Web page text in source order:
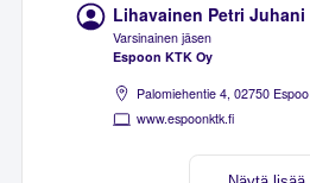
Lihavainen Petri Juhani
Varsinainen jäsen
Espoon KTK Oy
Palomiehentie 4, 02750 Espoo
www.espoonktk.fi